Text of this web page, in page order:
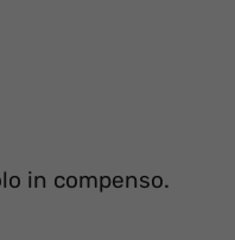
in compenso.